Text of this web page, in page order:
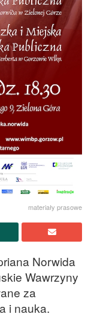
materiały prasowe
Norwida
Wawrzyny
za
i nauka.